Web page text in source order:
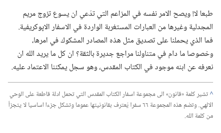
طبعا لا!‏ ويصح الامر نفسه في المزاعم التي تدّعي ان يسوع تزوج مريم
المجدلية وغيرها من العبارات المستغربة الواردة في الاسفار الاپوكريفية.‏
فما الذي يحملنا على تصديق مثل هذه المصادر المشكوك في امرها،‏
وخصوصا ما دام في متناولنا مراجع جديرة بالثقة؟‏ ان كل ما يريد الله ان
نعرفه عن ابنه موجود في الكتاب المقدس،‏ وهو سجل يمكننا الاعتماد عليه.‏
^تشير كلمة «قانون» الى مجموعة اسفار الكتاب المقدس التي تحمل ادلة قاطعة على الوحي
الالهي.‏ وتضم هذه المجموعة ٦٦ سفرا يُعترف بقانونيتها عموما وتشكل جزءا اساسيا لا يتجزأ
من كلمة الله.‏